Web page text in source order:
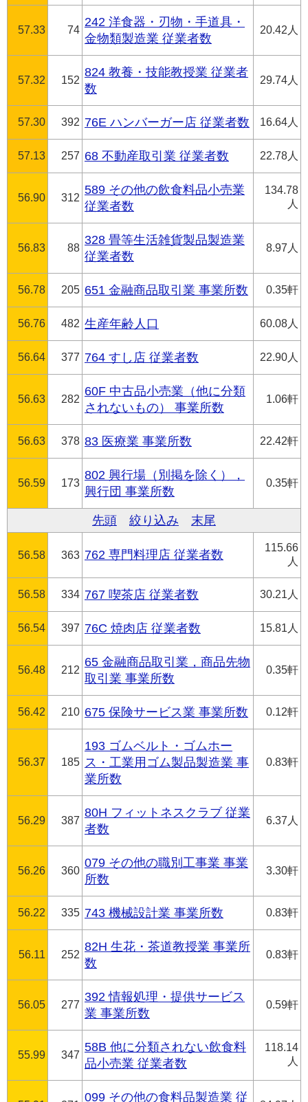
57.33 74
242 洋食器・刃物・手道具・
金物類製造業 従業者数
20.42人
57.32 152
824 教養・技能教授業 従業者
数
29.74人
57.30 392 76E ハンバーガー店 従業者数 16.64人
57.13 257 68 不動産取引業 従業者数 22.78人
56.90 312
589 その他の飲食料品小売業
従業者数
134.78
人
56.83 88
328 畳等生活雑貨製品製造業
従業者数
8.97人
56.78 205 651 金融商品取引業 事業所数 0.35軒
56.76 482 生産年齢人口 60.08人
56.64 377 764 すし店 従業者数 22.90人
56.63 282
60F 中古品小売業（他に分類
されないもの） 事業所数
1.06軒
56.63 378 83 医療業 事業所数 22.42軒
56.59 173
802 興行場（別掲を除く），
興行団 事業所数
0.35軒
先頭 絞り込み 末尾
56.58 363 762 専門料理店 従業者数
115.66
人
56.58 334 767 喫茶店 従業者数 30.21人
56.54 397 76C 焼肉店 従業者数 15.81人
56.48 212
65 金融商品取引業，商品先物
取引業 事業所数
0.35軒
56.42 210 675 保険サービス業 事業所数 0.12軒
56.37 185
193 ゴムベルト・ゴムホー
ス・工業用ゴム製品製造業 事
業所数
0.83軒
56.29 387
80H フィットネスクラブ 従業
者数
6.37人
56.26 360
079 その他の職別工事業 事業
所数
3.30軒
56.22 335 743 機械設計業 事業所数 0.83軒
56.11 252
82H 生花・茶道教授業 事業所
数
0.83軒
56.05 277
392 情報処理・提供サービス
業 事業所数
0.59軒
55.99 347
58B 他に分類されない飲食料
品小売業 従業者数
118.14
人
099 その他の食料品製造業 従